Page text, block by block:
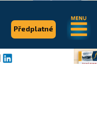
Předplatné
.